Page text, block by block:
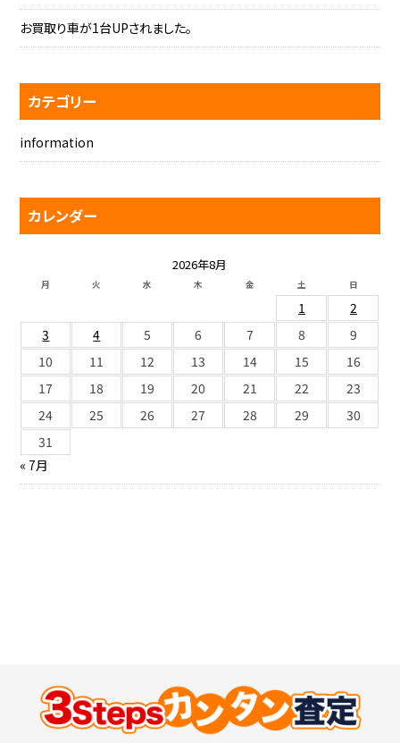
お買取り車が1台UPされました。
カテゴリー
information
カレンダー
2026年8月
月 火 水 木 金 土 日
1
2
3
4 5 6 7 8
9
10
11 12 13 14 15
16
17
18 19 20 21 22
23
24
25 26 27 28 29
30
31
« 7月